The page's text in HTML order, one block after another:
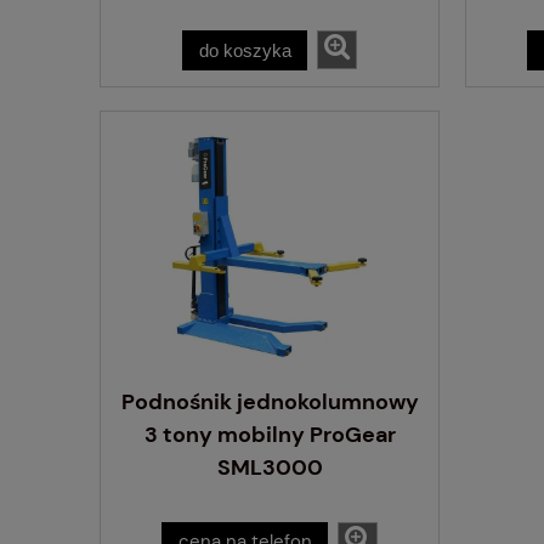
do koszyka
Podnośnik jednokolumnowy
3 tony mobilny ProGear
SML3000